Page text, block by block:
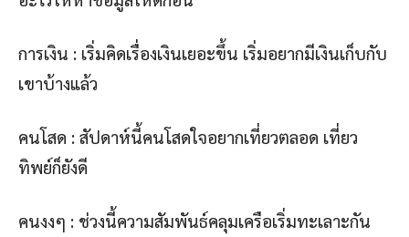
การเงิน : เริ่มคิดเรื่องเงินเยอะขึ้น เริ่มอยากมีเงินเก็บกับ
เขาบ้างแล้ว
คนโสด : สัปดาห์นี้คนโสดใจอยากเที่ยวตลอด เที่ยว
ทิพย์ก็ยังดี
คนงงๆ : ช่วงนี้ความสัมพันธ์คลุมเครือเริ่มทะเลาะกัน